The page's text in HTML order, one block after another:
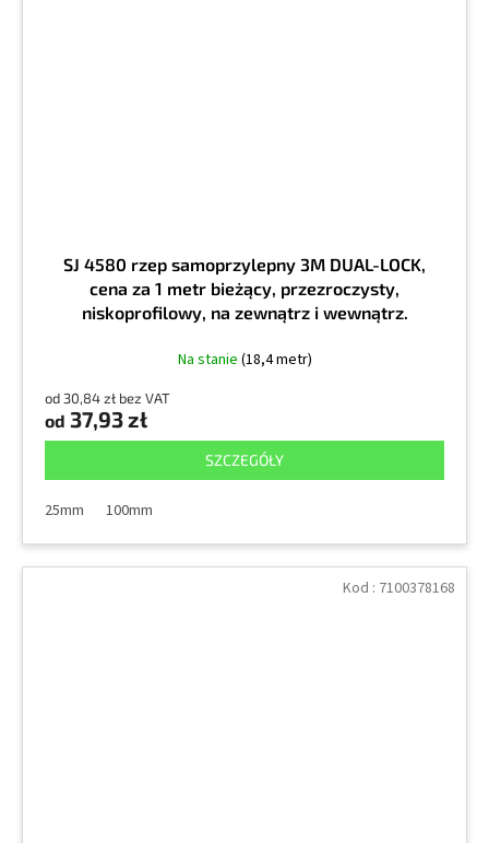
SJ 4580 rzep samoprzylepny 3M DUAL-LOCK,
cena za 1 metr bieżący, przezroczysty,
niskoprofilowy, na zewnątrz i wewnątrz.
Na stanie (18,4 metr)
od 30,84 zł bez VAT
od 37,93 zł
SZCZEGÓŁY
25mm 100mm
Kod : 7100378168